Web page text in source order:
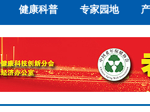
健康科普 专家园地